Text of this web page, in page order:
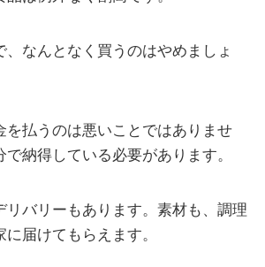
、なんとなく買うのはやめましょ
を払うのは悪いことではありませ
納得している必要があります。
リバリーもあります。素材も、調理
届けてもらえます。